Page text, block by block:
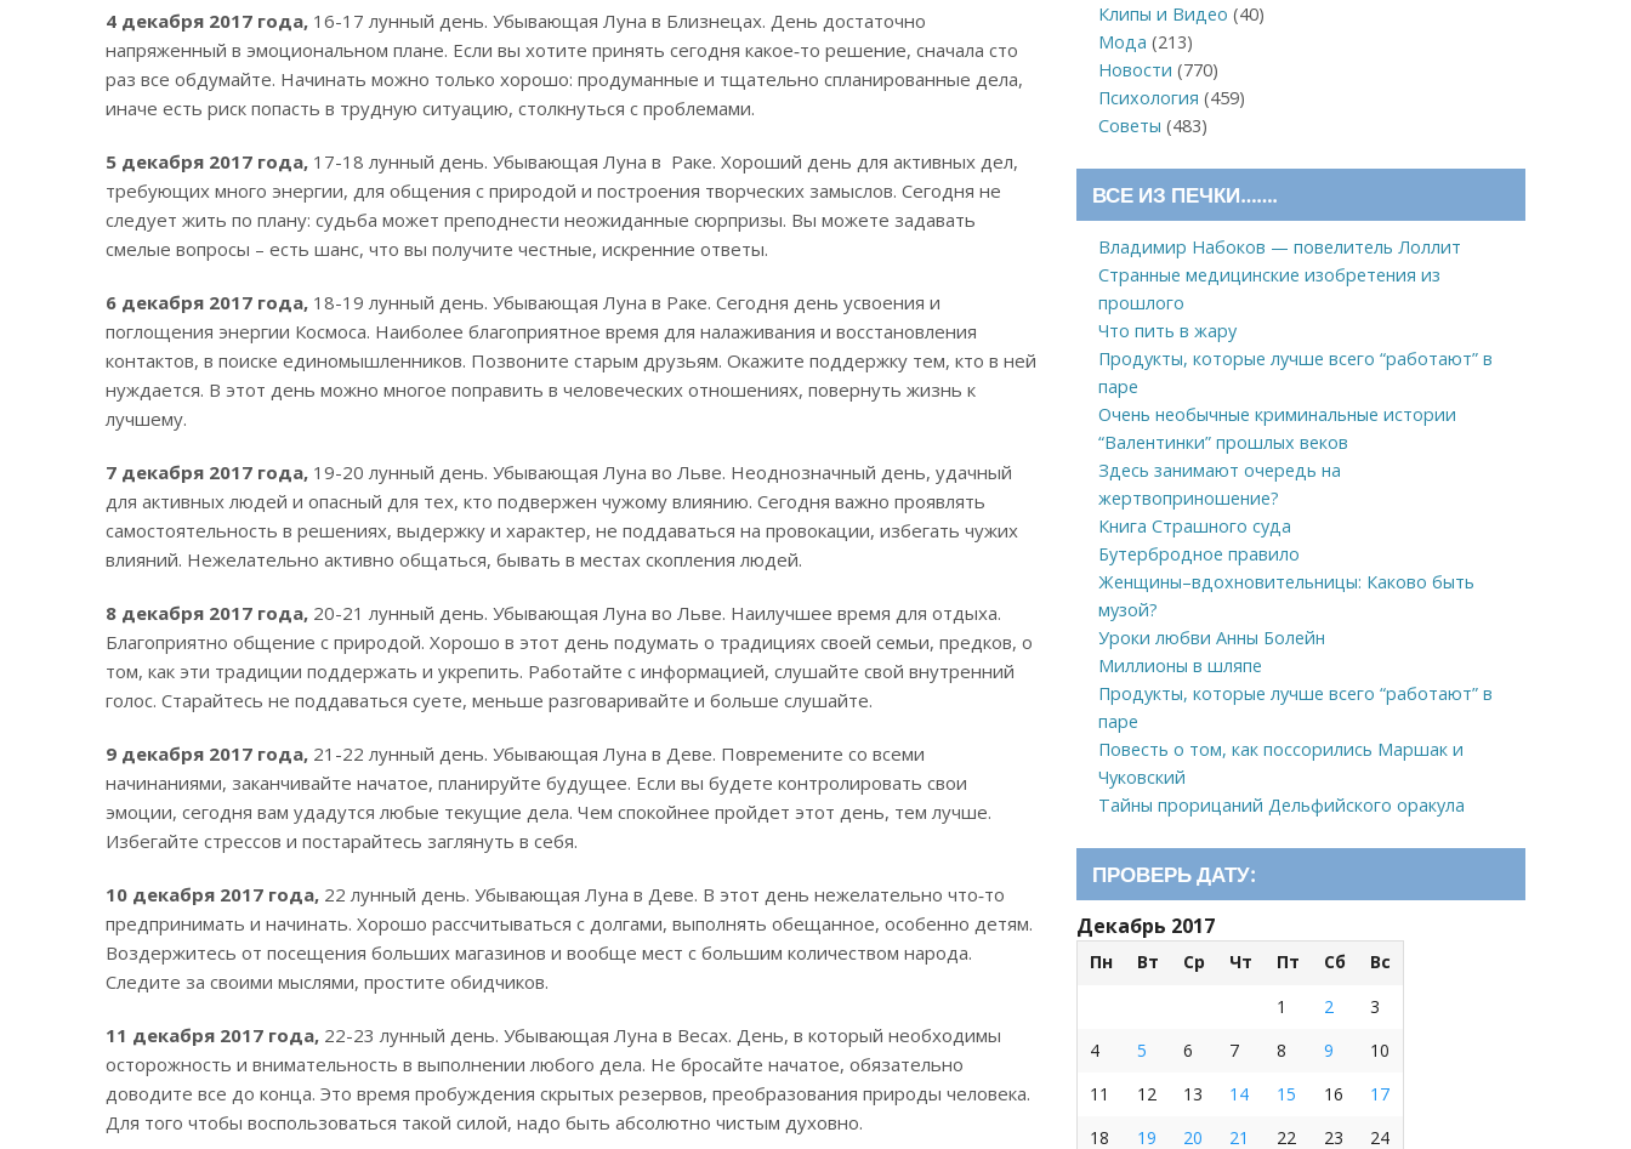
4 декабря 2017 года, 16-17 лунный день. Убывающая Луна в Близнецах. День достаточно
напряженный в эмоциональном плане. Если вы хотите принять сегодня какое‑то решение, сначала сто
раз все обдумайте. Начинать можно только хорошо: продуманные и тщательно спланированные дела,
иначе есть риск попасть в трудную ситуацию, столкнуться с проблемами.
5 декабря 2017 года, 17-18 лунный день. Убывающая Луна в Раке. Хороший день для активных дел,
требующих много энергии, для общения с природой и построения творческих замыслов. Сегодня не
следует жить по плану: судьба может преподнести неожиданные сюрпризы. Вы можете задавать
смелые вопросы – есть шанс, что вы получите честные, искренние ответы.
6 декабря 2017 года, 18-19 лунный день. Убывающая Луна в Раке. Сегодня день усвоения и
поглощения энергии Космоса. Наиболее благоприятное время для налаживания и восстановления
контактов, в поиске единомышленников. Позвоните старым друзьям. Окажите поддержку тем, кто в ней
нуждается. В этот день можно многое поправить в человеческих отношениях, повернуть жизнь к
лучшему.
7 декабря 2017 года, 19-20 лунный день. Убывающая Луна во Льве. Неоднозначный день, удачный
для активных людей и опасный для тех, кто подвержен чужому влиянию. Сегодня важно проявлять
самостоятельность в решениях, выдержку и характер, не поддаваться на провокации, избегать чужих
влияний. Нежелательно активно общаться, бывать в местах скопления людей.
8 декабря 2017 года, 20-21 лунный день. Убывающая Луна во Льве. Наилучшее время для отдыха.
Благоприятно общение с природой. Хорошо в этот день подумать о традициях своей семьи, предков, о
том, как эти традиции поддержать и укрепить. Работайте с информацией, слушайте свой внутренний
голос. Старайтесь не поддаваться суете, меньше разговаривайте и больше слушайте.
9 декабря 2017 года, 21-22 лунный день. Убывающая Луна в Деве. Повремените со всеми
начинаниями, заканчивайте начатое, планируйте будущее. Если вы будете контролировать свои
эмоции, сегодня вам удадутся любые текущие дела. Чем спокойнее пройдет этот день, тем лучше.
Избегайте стрессов и постарайтесь заглянуть в себя.
10 декабря 2017 года, 22 лунный день. Убывающая Луна в Деве. В этот день нежелательно что‑то
предпринимать и начинать. Хорошо рассчитываться с долгами, выполнять обещанное, особенно детям.
Воздержитесь от посещения больших магазинов и вообще мест с большим количеством народа.
Следите за своими мыслями, простите обидчиков.
11 декабря 2017 года, 22-23 лунный день. Убывающая Луна в Весах. День, в который необходимы
осторожность и внимательность в выполнении любого дела. Не бросайте начатое, обязательно
доводите все до конца. Это время пробуждения скрытых резервов, преобразования природы человека.
Для того чтобы воспользоваться такой силой, надо быть абсолютно чистым духовно.
Клипы и Видео (40)
Мода (213)
Новости (770)
Психология (459)
Советы (483)
ВСЕ ИЗ ПЕЧКИ…….
Владимир Набоков — повелитель Лоллит
Странные медицинские изобретения из
прошлого
Что пить в жару
Продукты, которые лучше всего “работают” в
паре
Очень необычные криминальные истории
“Валентинки” прошлых веков
Здесь занимают очередь на
жертвоприношение?
Книга Страшного суда
Бутербродное правило
Женщины–вдохновительницы: Каково быть
музой?
Уроки любви Анны Болейн
Миллионы в шляпе
Продукты, которые лучше всего “работают” в
паре
Повесть о том, как поссорились Маршак и
Чуковский
Тайны прорицаний Дельфийского оракула
ПРОВЕРЬ ДАТУ:
Декабрь 2017
Пн Вт Ср Чт Пт Сб
Вс
1
2
3
4
5 6 7 8 9
10
11
12 13 14 15 16
17
18
19 20 21 22 23
24